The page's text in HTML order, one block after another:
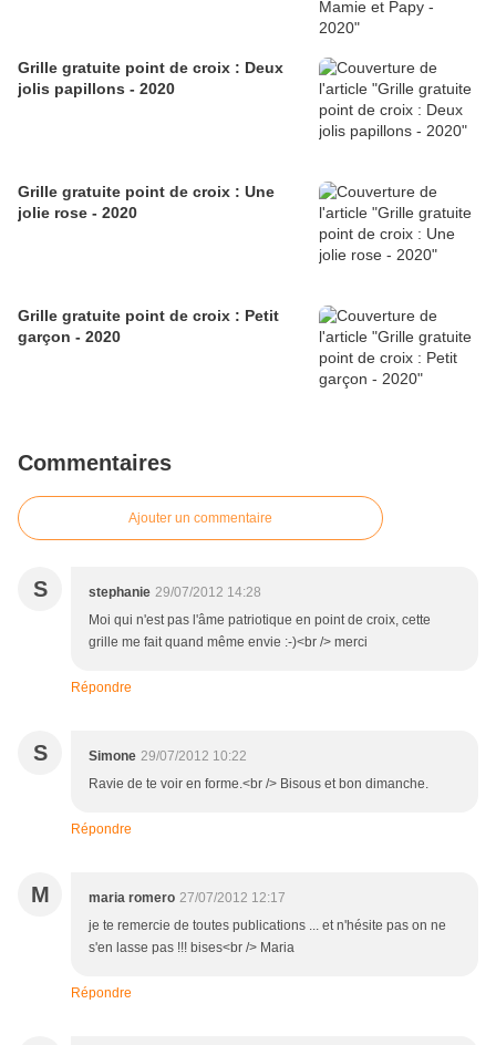
Grille gratuite point de croix : Deux
jolis papillons - 2020
Grille gratuite point de croix : Une
jolie rose - 2020
Grille gratuite point de croix : Petit
garçon - 2020
Commentaires
Ajouter un commentaire
S stephanie 29/07/2012 14:28
Moi qui n'est pas l'âme patriotique en point de croix, cette
grille me fait quand même envie :-)<br /> merci
Répondre
S Simone 29/07/2012 10:22
Ravie de te voir en forme.<br /> Bisous et bon dimanche.
Répondre
M maria romero 27/07/2012 12:17
je te remercie de toutes publications ... et n'hésite pas on ne
s'en lasse pas !!! bises<br /> Maria
Répondre